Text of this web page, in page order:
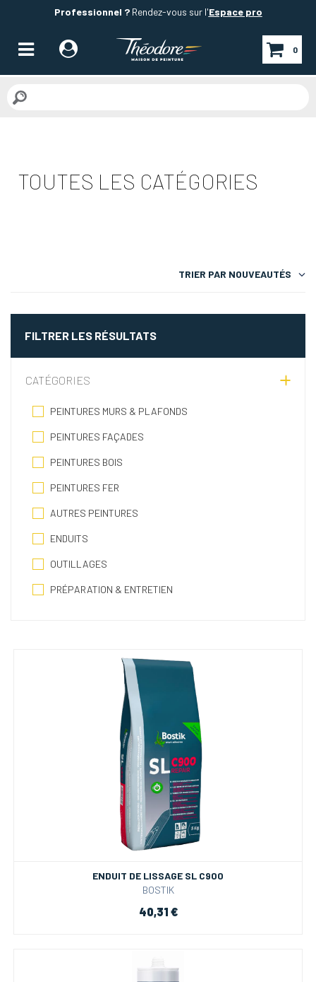
Professionnel ?Rendez-vous sur l'Espace pro
0
TOUTES LES CATÉGORIES
TRIER PAR NOUVEAUTÉS
FILTRER LES RÉSULTATS
CATÉGORIES
PEINTURES MURS & PLAFONDS
PEINTURES FAÇADES
PEINTURES BOIS
PEINTURES FER
AUTRES PEINTURES
ENDUITS
OUTILLAGES
PRÉPARATION & ENTRETIEN
ENDUIT DE LISSAGE SL C900
BOSTIK
40,31 €